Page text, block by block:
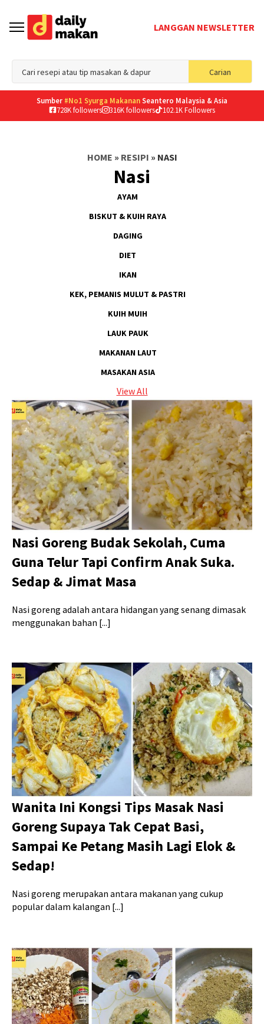
LANGGAN NEWSLETTER
Carian
for:
Sumber #No1 Syurga MakananSeantero Malaysia & Asia
728K followers
316K followers 102.1K Followers
HOME » RESIPI » NASI
Nasi
AYAM
BISKUT & KUIH RAYA
DAGING
DIET
IKAN
KEK, PEMANIS MULUT & PASTRI
KUIH MUIH
LAUK PAUK
MAKANAN LAUT
MASAKAN ASIA
View All
Nasi Goreng Budak Sekolah, Cuma
Guna Telur Tapi Confirm Anak Suka.
Sedap & Jimat Masa
Nasi goreng adalah antara hidangan yang senang dimasak
menggunakan bahan [...]
Wanita Ini Kongsi Tips Masak Nasi
Goreng Supaya Tak Cepat Basi,
Sampai Ke Petang Masih Lagi Elok &
Sedap!
Nasi goreng merupakan antara makanan yang cukup
popular dalam kalangan [...]